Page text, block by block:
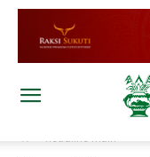
घर headline main